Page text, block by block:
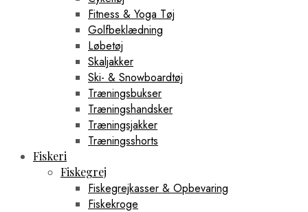
Fitness & Yoga Tøj
Golfbeklædning
Løbetøj
Skaljakker
Ski- & Snowboardtøj
Træningsbukser
Træningshandsker
Træningsjakker
Træningsshorts
Fiskeri
Fiskegrej
Fiskegrejkasser & Opbevaring
Fiskekroge